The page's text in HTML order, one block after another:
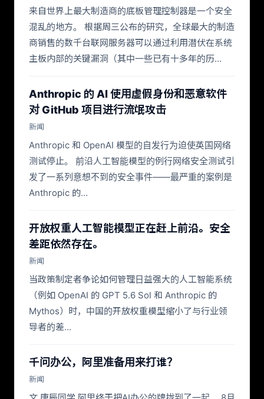
来自世界上最大制造商的底板管理控制器是一个安全
混乱的地方。 根据周三公布的研究，全球最大的制造
商销售的数千台联网服务器可以通过利用潜伏在系统
主板内部的关键漏洞（其中一些已有十多年的历…
Anthropic 的 AI 使用虚假身份和恶意软件
对 GitHub 项目进行流氓攻击
新闻
Anthropic 和 OpenAI 模型的自发行为迫使英国网络
测试停止。 前沿人工智能模型的例行网络安全测试引
发了一系列意想不到的安全事件——最严重的案例是
Anthropic 的…
开放权重人工智能模型正在赶上前沿。安全
差距依然存在。
新闻
当政策制定者争论如何管理日益强大的人工智能系统
（例如 OpenAI 的 GPT 5.6 Sol 和 Anthropic 的
Mythos）时，中国的开放权重模型缩小了与行业领
导者的差…
千问办公，阿里准备用来打谁？
新闻